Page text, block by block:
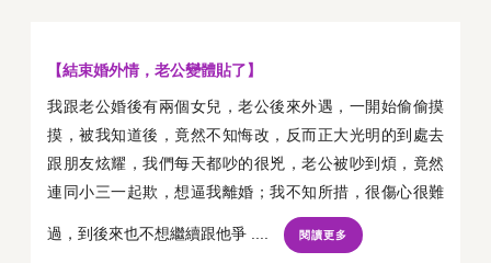
【結束婚外情，老公變體貼了】
我跟老公婚後有兩個女兒，老公後來外遇，一開始偷偷摸
摸，被我知道後，竟然不知悔改，反而正大光明的到處去
跟朋友炫耀，我們每天都吵的很兇，老公被吵到煩，竟然
連同小三一起欺，想逼我離婚；我不知所措，很傷心很難
過，到後來也不想繼續跟他爭 .... 閱讀更多